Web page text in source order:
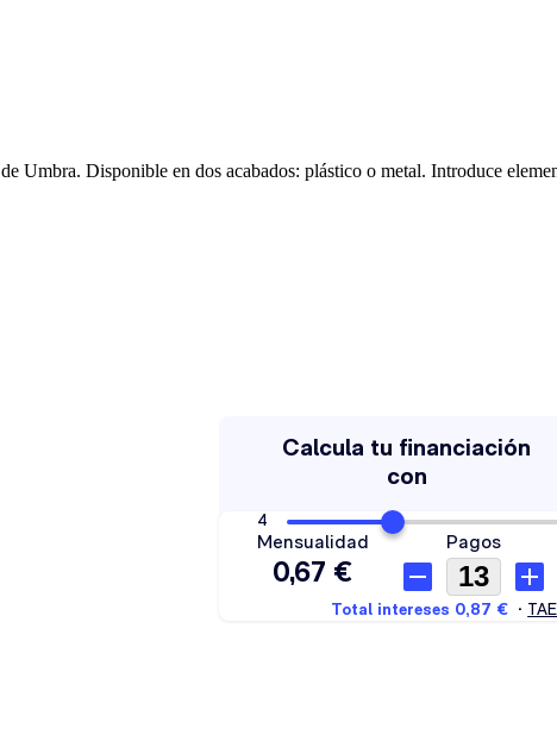
de Umbra. Disponible en dos acabados: plástico o metal. Introduce